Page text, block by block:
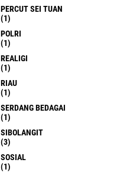
PERCUT SEI TUAN
(1)
POLRI
(1)
REALIGI
(1)
RIAU
(1)
SERDANG BEDAGAI
(1)
SIBOLANGIT
(3)
SOSIAL
(1)